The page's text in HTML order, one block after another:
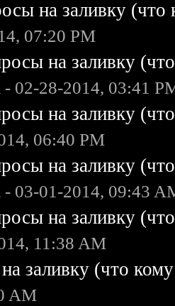
на заливку
07:20 PM
на заливку
- 02-28-2014, 03:41
на заливку
06:40 PM
на заливку
- 03-01-2014, 09:43
на заливку
11:38 AM
заливку (что
AM